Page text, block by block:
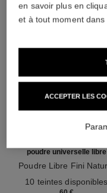
poudre universelle libre
Poudre Libre Fini
10 teintes disponibles
en savoir plus en
et à tout moment dans
ACCEPTER LES